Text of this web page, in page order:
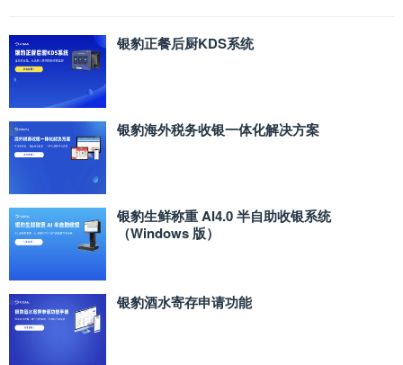
银豹正餐后厨KDS系统
银豹海外税务收银一体化解决方案
银豹生鲜称重 AI4.0 半自助收银系统
（Windows 版）
银豹酒水寄存申请功能